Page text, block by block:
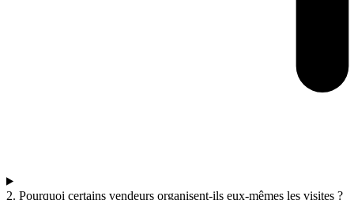
2. Pourquoi certains vendeurs organisent-ils eux-mêmes les visites ?